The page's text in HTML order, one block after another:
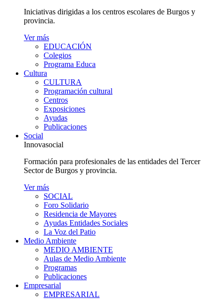
Iniciativas dirigidas a los centros escolares de Burgos y
provincia.
Ver más
EDUCACIÓN
Colegios
Programa Educa
Cultura
CULTURA
Programación cultural
Centros
Exposiciones
Ayudas
Publicaciones
Social
Innovasocial
Formación para profesionales de las entidades del Tercer
Sector de Burgos y provincia.
Ver más
SOCIAL
Foro Solidario
Residencia de Mayores
Ayudas Entidades Sociales
La Voz del Patio
Medio Ambiente
MEDIO AMBIENTE
Aulas de Medio Ambiente
Programas
Publicaciones
Empresarial
EMPRESARIAL